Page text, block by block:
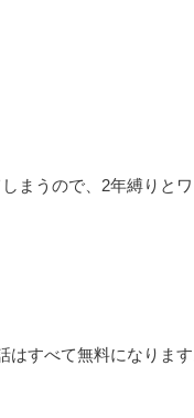
まうので、2年縛りと
すべて無料になります